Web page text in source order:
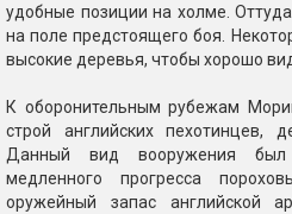
удобные позиции на холме.
на поле предстоящего боя.
высокие деревья, чтобы хорошо
К оборонительным рубежам
строй английских пехотинцев,
Данный вид вооружения
медленного прогресса
оружейный запас английской